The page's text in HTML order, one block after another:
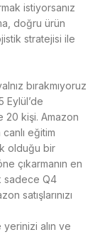
istiyorsanız
doğru ürün
stratejisi ile
bırakmıyoruz
Eylül’de
20 kişi. Amazon
eğitim
olduğu bir
çıkarmanın en
sadece Q4
satışlarınızı
yerinizi alın ve